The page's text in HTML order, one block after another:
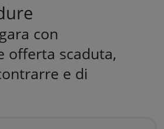
con
offerta scaduta,
e di